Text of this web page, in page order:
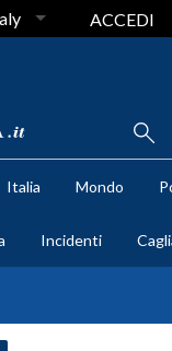
ACCEDI
Italia Mondo
Incidenti